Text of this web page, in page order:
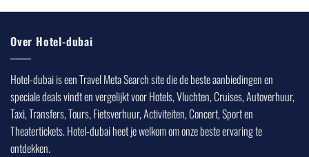
Over Hotel-dubai
Hotel-dubai is een Travel Meta Search site die de beste aanbiedingen en
speciale deals vindt en vergelijkt voor Hotels, Vluchten, Cruises, Autoverhuur,
Taxi, Transfers, Tours, Fietsverhuur, Activiteiten, Concert, Sport en
Theatertickets. Hotel-dubai heet je welkom om onze beste ervaring te
ontdekken.